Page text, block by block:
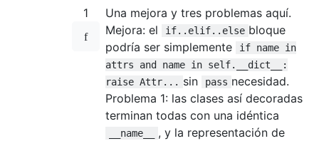
1
Una mejora y tres problemas aquí.
Mejora: el
if..elif..else bloque
podría ser simplemente
if name in
attrs and name in self.__dict__:
raise Attr... sin pass necesidad.
Problema 1: las clases así decoradas
terminan todas con una idéntica
__name__
, y la representación de